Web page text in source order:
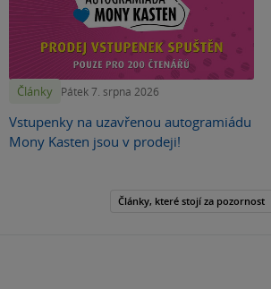
Články Pátek 7. srpna 2026
Vstupenky na uzavřenou autogramiádu
Mony Kasten jsou v prodeji!
Články, které stojí za pozornost